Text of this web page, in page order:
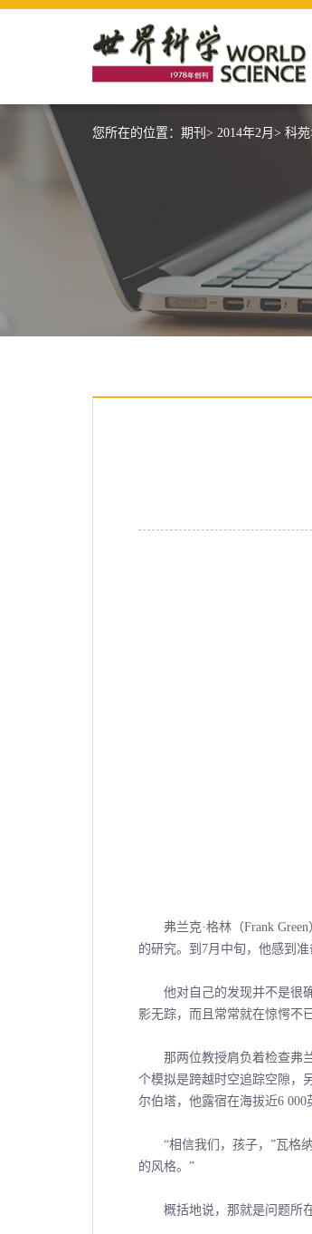
您所在的位置： 期刊> 2014年2月> 科苑
弗兰克·格林（Frank Green
的研究。到7月中旬，他感到
他对自己的发现并不是很确
影无踪，而且常常就在惊愕不
那两位教授肩负着检查弗兰
个模拟是跨越时空追踪空隙，
尔伯塔，他露宿在海拔近6
“相信我们，孩子，”瓦格纳
的风格。”
概括地说，那就是问题所在